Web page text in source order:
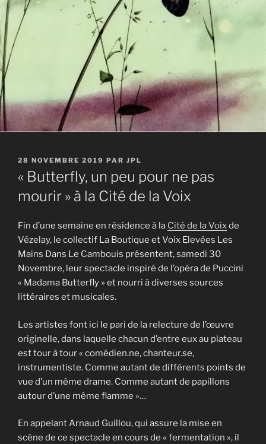
PUBLIÉ
28 NOVEMBRE 2019 PAR JPL
« Butterfly, un peu pour ne pas
mourir » à la Cité de la Voix
Fin d’une semaine en résidence à la Cité de la Voixde
Vézelay, le collectif La Boutique et Voix Elevées Les
Mains Dans Le Cambouis présentent, samedi 30
Novembre, leur spectacle inspiré de l’opéra de Puccini
« Madama Butterfly » et nourri à diverses sources
littéraires et musicales.
Les artistes font ici le pari de la relecture de l’œuvre
originelle, dans laquelle chacun d’entre eux au plateau
est tour à tour « comédien.ne, chanteur.se,
instrumentiste. Comme autant de différents points de
vue d’un même drame. Comme autant de papillons
autour d’une même flamme »…
En appelant Arnaud Guillou, qui assure la mise en
scène de ce spectacle en cours de « fermentation », il